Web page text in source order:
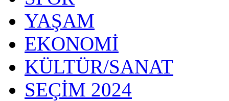
YAŞAM
EKONOMİ
KÜLTÜR/SANAT
SEÇİM 2024